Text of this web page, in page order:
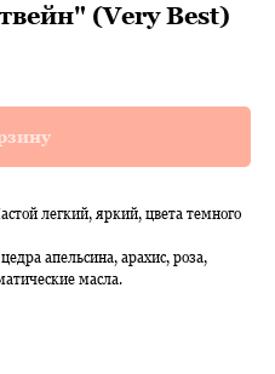
(Very Best)
легкий, яркий, цвета темного
апельсина, арахис, роза,
масла.